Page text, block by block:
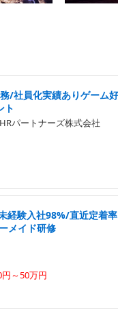
/社員化実績ありゲーム
ト
パートナーズ株式会社
経験入社98%/直近定着
メイド研修
～50万円